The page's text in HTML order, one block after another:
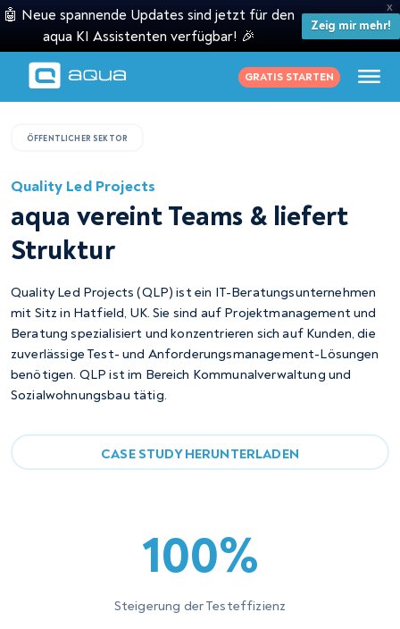
X
🤖 Neue spannende Updates sind jetzt für den
aqua KI Assistenten verfügbar! 🎉
Zeig mir mehr!
GRATIS STARTEN
ÖFFENTLICHER SEKTOR
Quality Led Projects
aqua vereint Teams & liefert
Struktur
Quality Led Projects (QLP) ist ein IT-Beratungsunternehmen
mit Sitz in Hatfield, UK. Sie sind auf Projektmanagement und
Beratung spezialisiert und konzentrieren sich auf Kunden, die
zuverlässige Test- und Anforderungsmanagement-Lösungen
benötigen. QLP ist im Bereich Kommunalverwaltung und
Sozialwohnungsbau tätig.
CASE STUDY HERUNTERLADEN
100%
Steigerung der Testeffizienz